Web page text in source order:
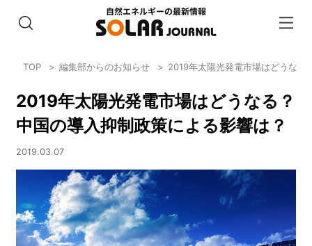
TOP 編集部からのお知らせ 2019年太陽光発電市場はどうなる
2019年太陽光発電市場はどうなる？
中国の導入抑制政策による影響は？
2019.03.07